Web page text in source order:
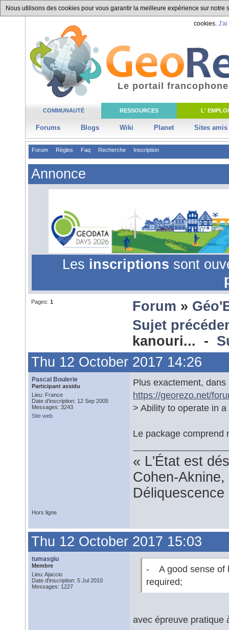
Nous utilisons des cookies pour vous garantir la meilleure expérience sur
cookies. J'ai
COMMUNAUTÉ RESSOURCES L' EMPLOI
Forums Blogs Wiki Planet Sites amis
Le portail
Forum Règles Faq Recherche Inscription
Annonce
Les inscriptions sont
Pages: 1 Forum »
Sujet
kanouri... -
Thu 12 October 2017 14:26
Pascal Boulerie
Participant assidu
Lieu: France
Date d'inscription: 12 Sep 2005
Messages: 3243
Site web
Plus exactement,
https://georezo.net/
> Ability to operate in
Le package comprend
« L'État est
Cohen-
Hors ligne
Thu 12 October 2017 15:03
tumasgiu
Membre
Lieu: Ajaccio
Date d'inscription: 5 Jul 2010
Messages: 1227
- A good sense of
required;
avec épreuve pratique